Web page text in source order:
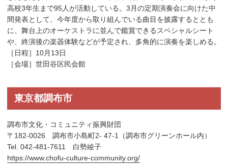
高校3年生まで95人が活動している。3月の定期演奏会に向けた中
間発表として、今年度から取り組んでいる曲目を披露するととも
に、舞台上のオーケストラに並んで鑑賞できるスペシャルシート
や、終演後の楽器体験などが予定され、多角的に演奏を楽しめる。
［日程］10月13日
［会場］世田谷区民会館
東京都調布市
調布市文化・コミュニティ振興財団
〒182-0026 調布市小島町2- 47-1（調布市グリーンホール内）
Tel. 042-481-7611 白勢綾子
https://www.chofu-culture-community.org/